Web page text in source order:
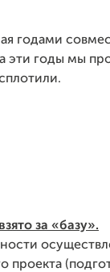
годами
эти годы мы
за «базу».
проекта